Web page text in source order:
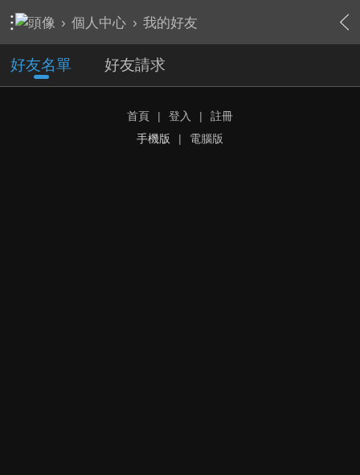
› 個人中心 › 我的好友
好友名單 好友請求
首頁 | 登入 |
註冊
手機版
| 電腦版